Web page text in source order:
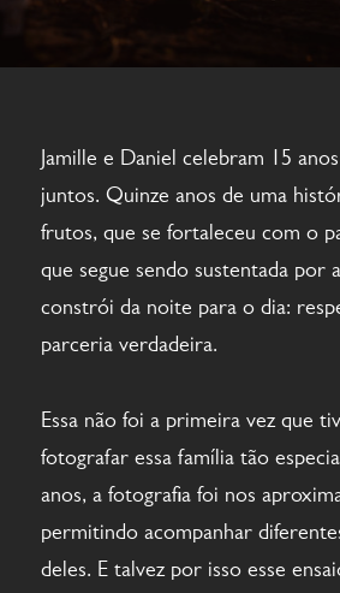
Jamille e Daniel celebram 15
juntos. Quinze anos de uma
frutos, que se fortaleceu com o
que segue sendo sustentada por
constrói da noite para o dia:
parceria verdadeira.
Essa não foi a primeira vez que
fotografar essa família tão
anos, a fotografia foi nos
permitindo acompanhar
deles. E talvez por isso esse